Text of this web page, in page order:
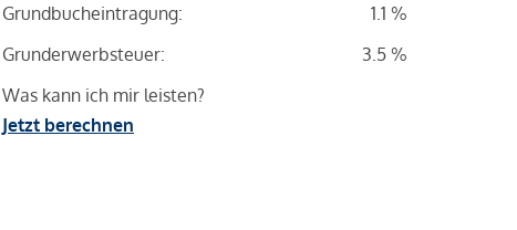
Grundbucheintragung:
1.1 %
Grunderwerbsteuer:
3.5 %
Was kann ich mir leisten?
Jetzt berechnen